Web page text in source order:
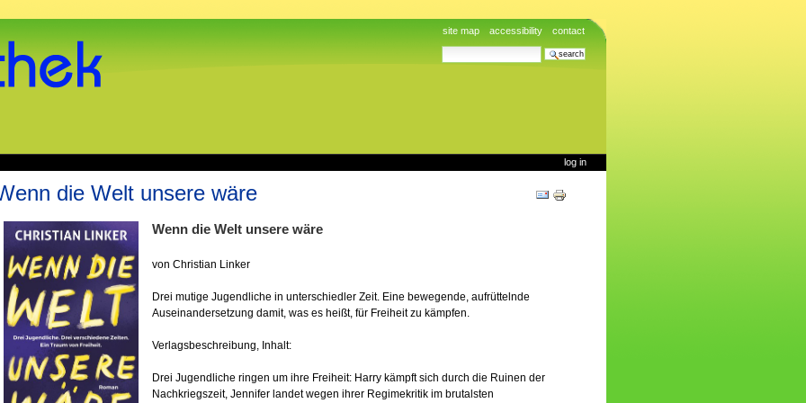
site map accessibility
contact
search site
log in
Document
Actions
die Welt unsere wäre
Wenn die Welt unsere wäre
von Christian Linker
Drei mutige Jugendliche in unterschiedler Zeit. Eine bewegende, aufrüttelnde
Auseinandersetzung damit, was es heißt, für Freiheit zu kämpfen.
Verlagsbeschreibung, Inhalt:
Drei Jugendliche ringen um ihre Freiheit: Harry kämpft sich durch die Ruinen der
Nachkriegszeit, Jennifer landet wegen ihrer Regimekritik im brutalsten